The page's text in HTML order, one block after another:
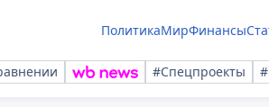
ПолитикаМирФинансы
#Спецпроекты